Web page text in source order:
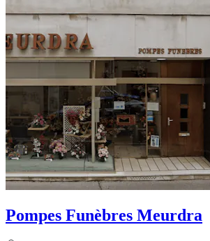
Pompes Funèbres Meurdra